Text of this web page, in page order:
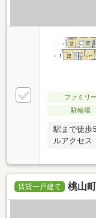
ファミリー
駐輪場
駅まで徒歩
ルアクセス
賃貸一戸建て 桃山